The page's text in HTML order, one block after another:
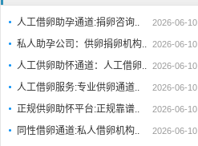
人工借卵助孕通道:捐卵咨询.. 2026-06-10
私人助孕公司：供卵捐卵机构.. 2026-06-10
人工供卵助怀通道：人工借卵.. 2026-06-10
人工借卵服务:专业供卵通道.. 2026-06-10
正规供卵助怀平台:正规靠谱.. 2026-06-10
同性借卵通道:私人借卵机构.. 2026-06-10